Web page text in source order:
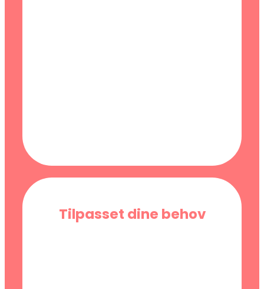
Tilpasset dine behov